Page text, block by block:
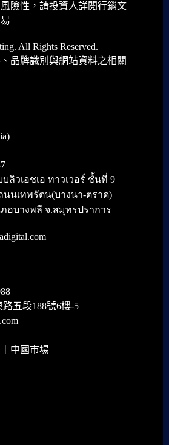
險性，請投資人詳閱行銷文
All Rights Reserved.
品牌識別與網站資料之相關
บลิวเอชเอ ทาวเวอร์ ชั้นที่ 9
นนเทพรัตน(บางนา-ตราด)
อบางพลี จ.สมุทรปราการ
路五段188號6樓-5
中國市場